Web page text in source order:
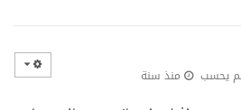
يحسب منذ سنة